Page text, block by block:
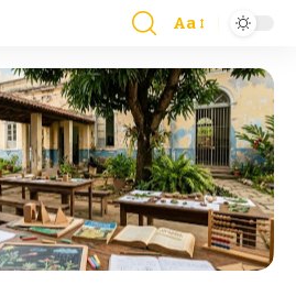
Aa